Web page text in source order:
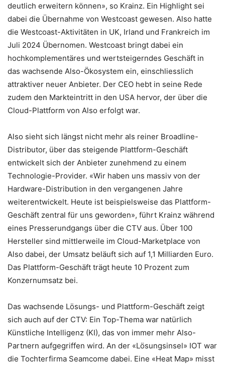
deutlich erweitern können», so Krainz. Ein Highlight sei
dabei die Übernahme von Westcoast gewesen. Also hatte
die Westcoast-Aktivitäten in UK, Irland und Frankreich im
Juli 2024 Übernomen. Westcoast bringt dabei ein
hochkomplementäres und wertsteigerndes Geschäft in
das wachsende Also-Ökosystem ein, einschliesslich
attraktiver neuer Anbieter. Der CEO hebt in seine Rede
zudem den Markteintritt in den USA hervor, der über die
Cloud-Plattform von Also erfolgt war.
Also sieht sich längst nicht mehr als reiner Broadline-
Distributor, über das steigende Plattform-Geschäft
entwickelt sich der Anbieter zunehmend zu einem
Technologie-Provider. «Wir haben uns massiv von der
Hardware-Distribution in den vergangenen Jahre
weiterentwickelt. Heute ist beispielsweise das Plattform-
Geschäft zentral für uns geworden», führt Krainz während
eines Presserundgangs über die CTV aus. Über 100
Hersteller sind mittlerweile im Cloud-Marketplace von
Also dabei, der Umsatz beläuft sich auf 1,1 Milliarden Euro.
Das Plattform-Geschäft trägt heute 10 Prozent zum
Konzernumsatz bei.
Das wachsende Lösungs- und Plattform-Geschäft zeigt
sich auch auf der CTV: Ein Top-Thema war natürlich
Künstliche Intelligenz (KI), das von immer mehr Also-
Partnern aufgegriffen wird. An der «Lösungsinsel» IOT war
die Tochterfirma Seamcome dabei. Eine «Heat Map» misst